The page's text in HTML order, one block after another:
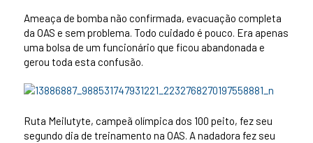
Ameaça de bomba não confirmada, evacuação completa
da OAS e sem problema. Todo cuidado é pouco. Era apenas
uma bolsa de um funcionário que ficou abandonada e
gerou toda esta confusão.
Ruta Meilutyte, campeã olímpica dos 100 peito, fez seu
segundo dia de treinamento na OAS. A nadadora fez seu